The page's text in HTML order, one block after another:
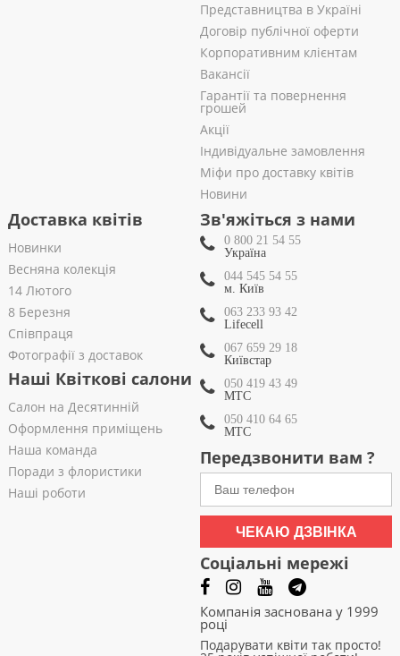
Представництва в Україні
Договір публічної оферти
Корпоративним клієнтам
Вакансії
Гарантії та повернення
грошей
Акції
Індивідуальне замовлення
Міфи про доставку квітів
Новини
Доставка квітів
Новинки
Весняна колекція
14 Лютого
8 Березня
Співпраця
Фотографії з доставок
Наші Квіткові салони
Салон на Десятинній
Оформлення приміщень
Наша команда
Поради з флористики
Наші роботи
Зв'яжіться з нами
0 800 21 54 55
Україна
044 545 54 55
м. Київ
063 233 93 42
Lifecell
067 659 29 18
Київстар
050 419 43 49
МТС
050 410 64 65
МТС
Передзвонити вам ?
ЧЕКАЮ ДЗВІНКА
Соціальні мережі
Компанія заснована у 1999
році
Подарувати квіти так просто!